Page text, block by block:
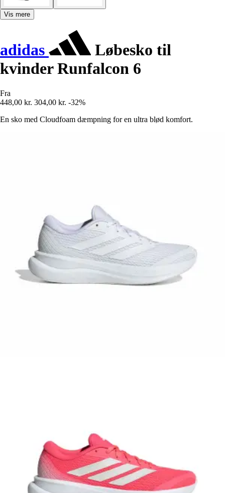
Vis mere
adidas
Løbesko til
kvinder Runfalcon 6
Fra
448,00 kr. 304,00 kr. -32%
En sko med Cloudfoam dæmpning for en ultra blød komfort.